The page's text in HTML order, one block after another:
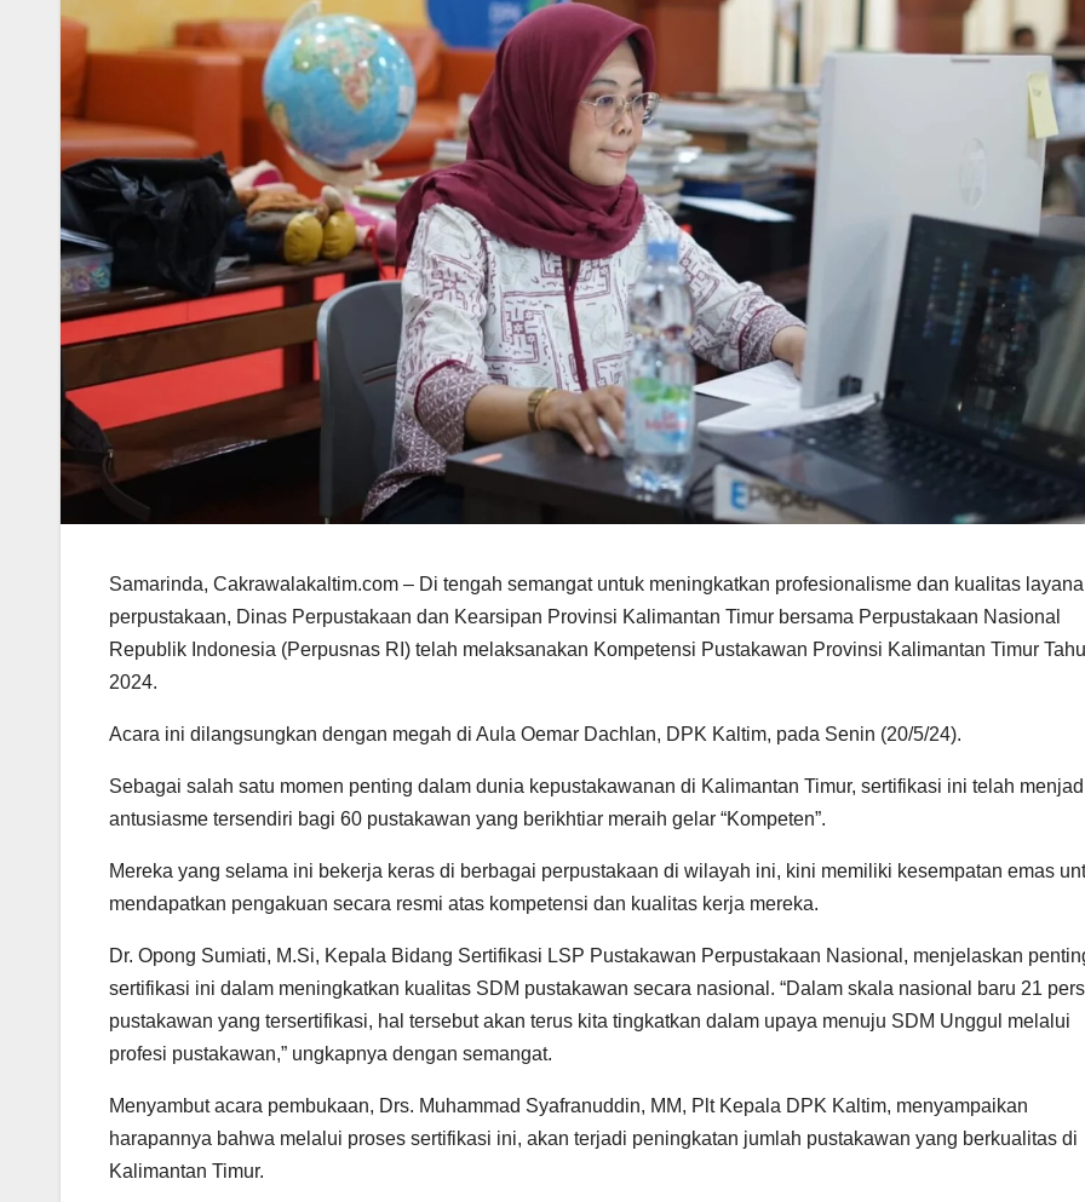
Samarinda, Cakrawalakaltim.com – Di tengah semangat untuk meningkatkan profesionalisme dan kualitas
perpustakaan, Dinas Perpustakaan dan Kearsipan Provinsi Kalimantan Timur bersama Perpustakaan Nasional
Republik Indonesia (Perpusnas RI) telah melaksanakan Kompetensi Pustakawan Provinsi Kalimantan Timur
2024.
Acara ini dilangsungkan dengan megah di Aula Oemar Dachlan, DPK Kaltim, pada Senin (20/5/24).
Sebagai salah satu momen penting dalam dunia kepustakawanan di Kalimantan Timur, sertifikasi ini telah
antusiasme tersendiri bagi 60 pustakawan yang berikhtiar meraih gelar “Kompeten”.
Mereka yang selama ini bekerja keras di berbagai perpustakaan di wilayah ini, kini memiliki kesempatan emas
mendapatkan pengakuan secara resmi atas kompetensi dan kualitas kerja mereka.
Dr. Opong Sumiati, M.Si, Kepala Bidang Sertifikasi LSP Pustakawan Perpustakaan Nasional, menjelaskan
sertifikasi ini dalam meningkatkan kualitas SDM pustakawan secara nasional. “Dalam skala nasional baru 21
pustakawan yang tersertifikasi, hal tersebut akan terus kita tingkatkan dalam upaya menuju SDM Unggul melalui
profesi pustakawan,” ungkapnya dengan semangat.
Menyambut acara pembukaan, Drs. Muhammad Syafranuddin, MM, Plt Kepala DPK Kaltim, menyampaikan
harapannya bahwa melalui proses sertifikasi ini, akan terjadi peningkatan jumlah pustakawan yang berkualitas di
Kalimantan Timur.